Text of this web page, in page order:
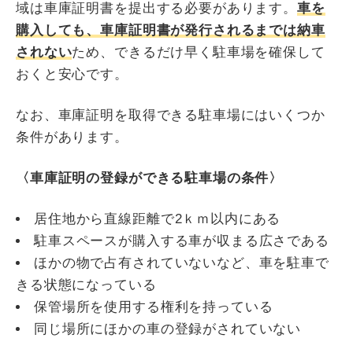
域は車庫証明書を提出する必要があります。 車を
購入しても、車庫証明書が発行されるまでは納車
されないため、できるだけ早く駐車場を確保して
おくと安心です。
なお、車庫証明を取得できる駐車場にはいくつか
条件があります。
〈車庫証明の登録ができる駐車場の条件〉
居住地から直線距離で2ｋｍ以内にある
駐車スペースが購入する車が収まる広さである
ほかの物で占有されていないなど、車を駐車で
きる状態になっている
保管場所を使用する権利を持っている
同じ場所にほかの車の登録がされていない